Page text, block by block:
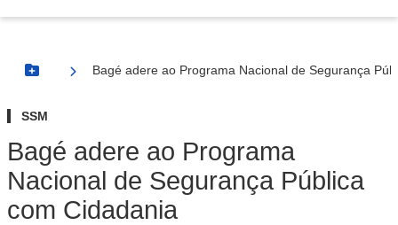
Botão Menu
Bagé adere ao Programa Nacional de Segurança
SSM
Bagé adere ao Programa
Nacional de Segurança Pública
com Cidadania